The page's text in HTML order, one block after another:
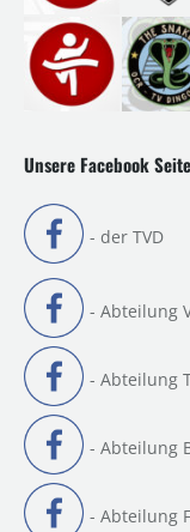
Unsere Facebook
- der TVD
- Abteilung
- Abteilung
- Abteilung
- Abteilung